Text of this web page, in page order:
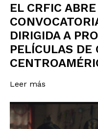
EL CRFIC
DIRIGIDA A
PELÍCULAS DE
Leer más